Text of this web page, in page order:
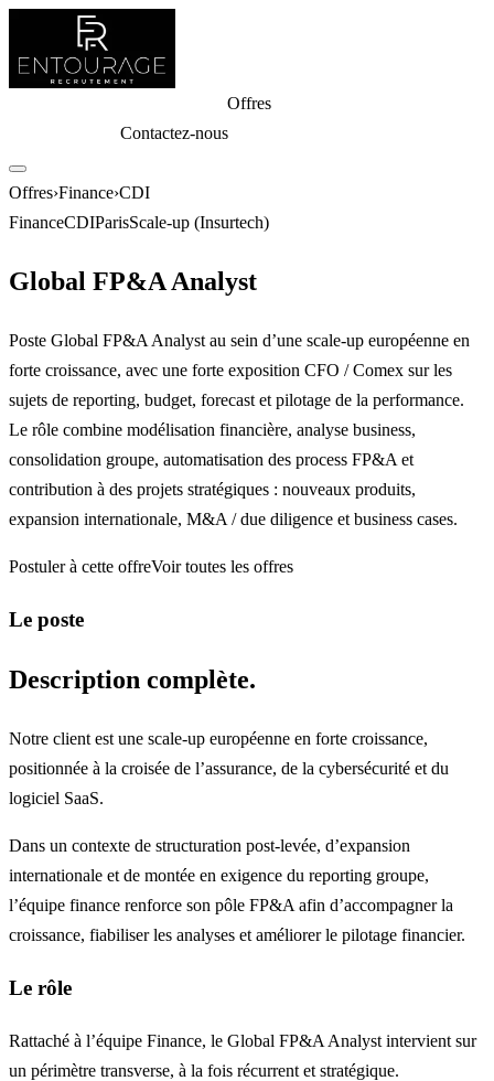
Offres
Contactez-nous
Offres›Finance›CDI
FinanceCDIParisScale-up (Insurtech)
Global FP&A Analyst
Poste Global FP&A Analyst au sein d’une scale-up européenne en
forte croissance, avec une forte exposition CFO / Comex sur les
sujets de reporting, budget, forecast et pilotage de la performance.
Le rôle combine modélisation financière, analyse business,
consolidation groupe, automatisation des process FP&A et
contribution à des projets stratégiques : nouveaux produits,
expansion internationale, M&A / due diligence et business cases.
Postuler à cette offreVoir toutes les offres
Le poste
Description complète.
Notre client est une scale-up européenne en forte croissance,
positionnée à la croisée de l’assurance, de la cybersécurité et du
logiciel SaaS.
Dans un contexte de structuration post-levée, d’expansion
internationale et de montée en exigence du reporting groupe,
l’équipe finance renforce son pôle FP&A afin d’accompagner la
croissance, fiabiliser les analyses et améliorer le pilotage financier.
Le rôle
Rattaché à l’équipe Finance, le Global FP&A Analyst intervient sur
un périmètre transverse, à la fois récurrent et stratégique.